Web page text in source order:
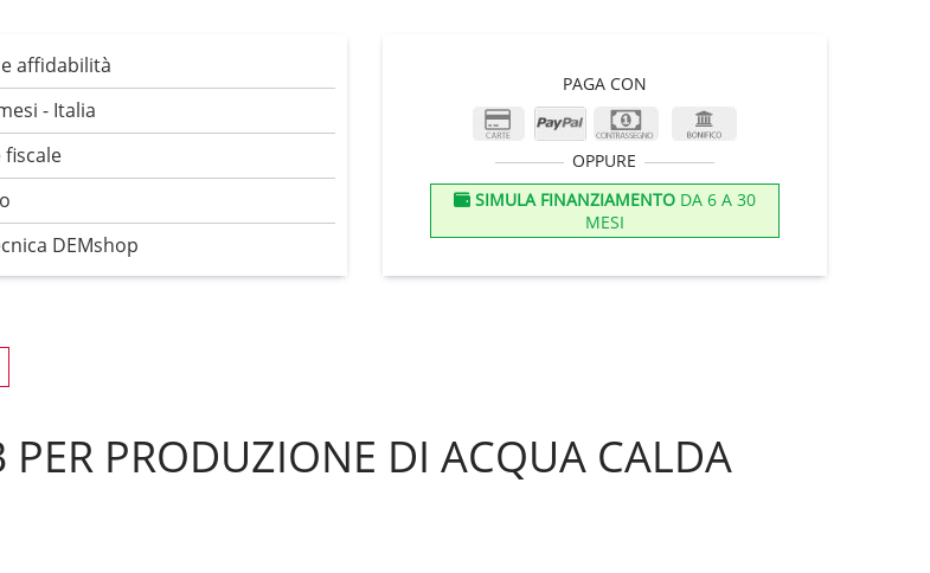
affidabilità
- Italia
fiscale
DEMshop
PAGA CON
OPPURE
SIMULA FINANZIAMENTODA 6 A 30
MESI
PRODUZIONE DI ACQUA CALDA